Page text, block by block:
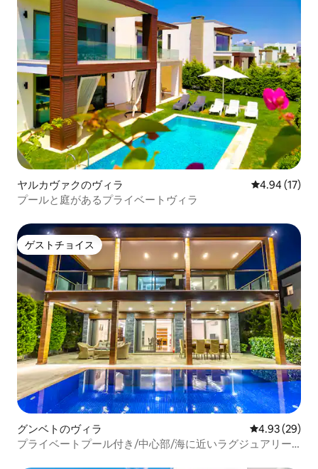
ヤルカヴァクのヴィラ レビュー17
4.94 (17)
プールと庭があるプライベートヴィラ
ゲストチョイス
ゲストチョイス
グンベトのヴィラ レビュー29
4.93 (29)
プライベートプール付き/中心部/海に近いラグジュアリー